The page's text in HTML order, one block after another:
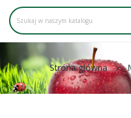
Strona główna